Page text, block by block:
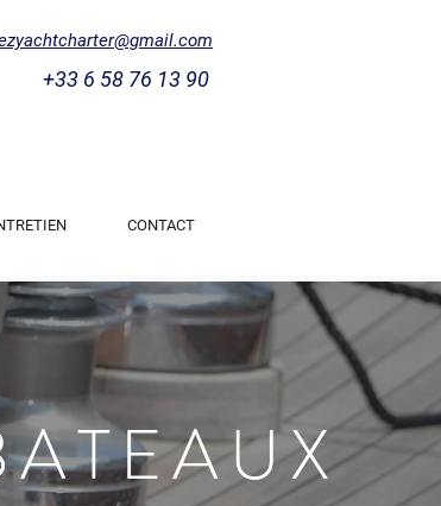
+33 6 58 76 13 90
CONTACT